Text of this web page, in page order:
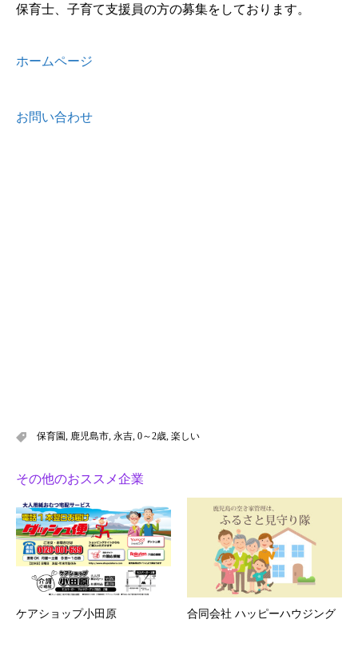
保育士、子育て支援員の方の募集をしております。
ホームページ
お問い合わせ
保育園, 鹿児島市, 永吉, 0～2歳, 楽しい
その他のおススメ企業
ケアショップ小田原 合同会社 ハッピーハウジング